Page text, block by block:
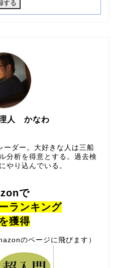
人 かなわ
ーダー。大好きな人は三船
分析を得意とする。過去検
やり込んでいる。
で
ランキング
獲得
のページに飛びます）